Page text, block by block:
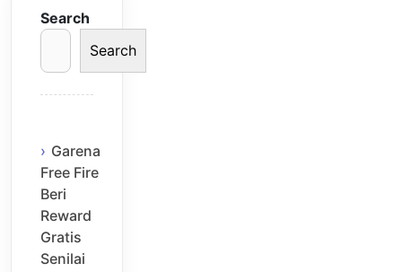
Search
Search
Garena
Free Fire
Beri
Reward
Gratis
Senilai